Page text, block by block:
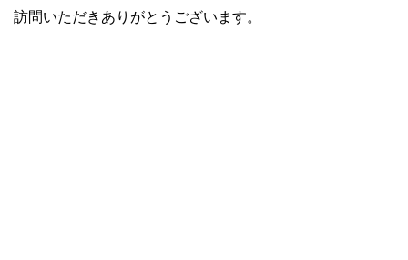
訪問いただきありがとうございます。